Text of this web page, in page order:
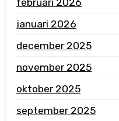
februari 2026
januari 2026
december 2025
november 2025
oktober 2025
september 2025